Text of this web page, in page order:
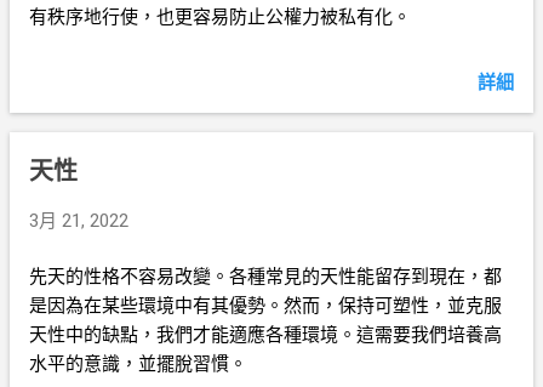
有秩序地行使，也更容易防止公權力被私有化。
詳細
天性
3月 21, 2022
先天的性格不容易改變。各種常見的天性能留存到現在，都
是因為在某些環境中有其優勢。然而，保持可塑性，並克服
天性中的缺點，我們才能適應各種環境。這需要我們培養高
水平的意識，並擺脫習慣。